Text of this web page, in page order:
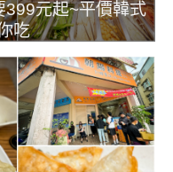
399元起~平價韓式
吃